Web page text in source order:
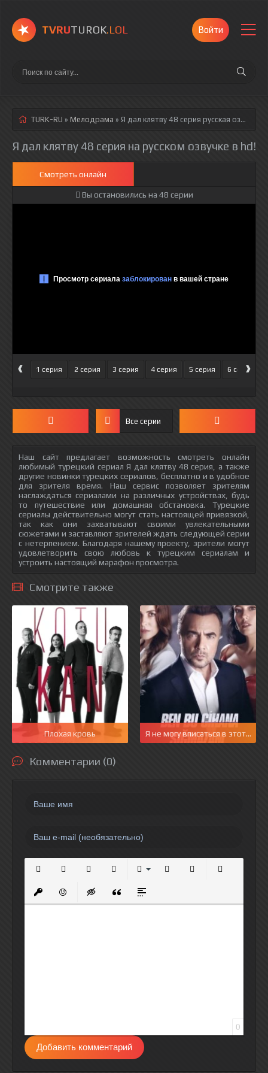
TVRUTUROK.LOL Войти
TURK-RU » Мелодрама » Я дал клятву 48 серия русская озвучка полностью смотреть онлайн!
Я дал клятву 48 серия на русском озвучке в hd!
Смотреть онлайн
Вы остановились на 48 серии
‹ 1 серия 2 серия 3 серия 4 серия 5 серия 6 серия
›
Все серии
Наш сайт предлагает возможность смотреть онлайн
любимый турецкий сериал Я дал клятву 48 серия, а также
другие новинки турецких сериалов, бесплатно и в удобное
для зрителя время. Наш сервис позволяет зрителям
наслаждаться сериалами на различных устройствах, будь
то путешествие или домашняя обстановка. Турецкие
сериалы действительно могут стать настоящей привязкой,
так как они захватывают своими увлекательными
сюжетами и заставляют зрителей ждать следующей серии
с нетерпением. Благодаря нашему проекту, зрители могут
удовлетворить свою любовь к турецким сериалам и
устроить настоящий марафон просмотра.
Смотрите также
Плохая кровь Я не могу вписаться в этот мир
Комментарии (0)
Вставить защищенную ссылку
Вставить смайлик
Вставка скрытого текста
Вставка цитаты
Вставка спойлера
0
Добавить комментарий